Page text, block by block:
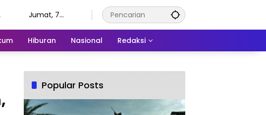
Jumat, 7
Hiburan Nasional Redaksi
Popular Posts